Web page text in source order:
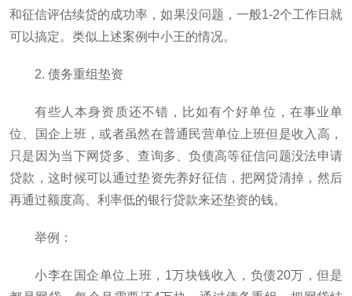
和征信评估续贷的成功率，如果没问题，一般1-2个工作日就
可以搞定。类似上述案例中小王的情况。
2. 债务重组垫资
有些人本身资质还不错，比如有个好单位，在事业单
位、国企上班，或者虽然在普通民营单位上班但是收入高，
只是因为当下网贷多、查询多、负债高等征信问题没法申请
贷款，这时候可以通过垫资先养好征信，把网贷清掉，然后
再通过额度高、利率低的银行贷款来还垫资的钱。
举例：
小李在国企单位上班，1万块钱收入，负债20万，但是